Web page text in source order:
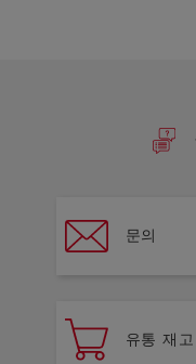
문의
유통 재